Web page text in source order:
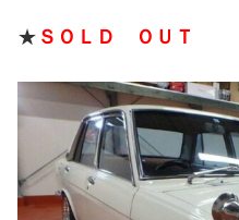
★ ＳＯＬＤ ＯＵＴ